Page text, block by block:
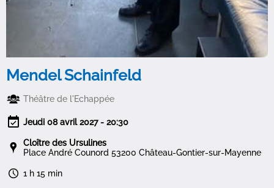
Mendel Schainfeld
Théâtre de l'Echappée
Jeudi 08 avril 2027 - 20:30
Cloître des Ursulines
Place André Counord 53200 Château-Gontier-sur-Mayenne
1 h 15 min